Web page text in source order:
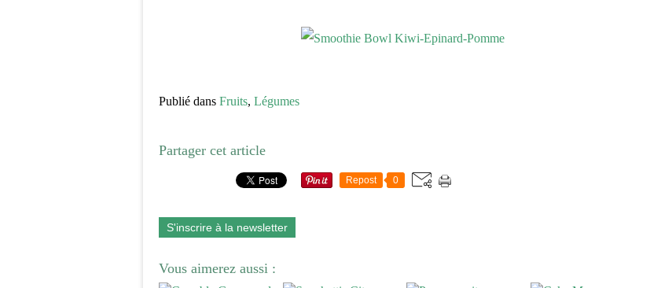
Publié dans Fruits, Légumes
Partager cet article
Repost 0
S'inscrire à la newsletter
Vous aimerez aussi :